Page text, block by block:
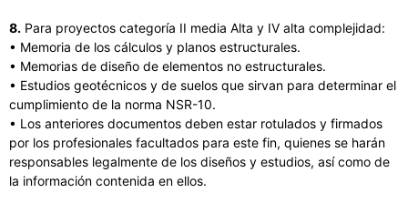
8. Para proyectos categoría II media Alta y IV alta complejidad:
• Memoria de los cálculos y planos estructurales.
• Memorias de diseño de elementos no estructurales.
• Estudios geotécnicos y de suelos que sirvan para determinar el
cumplimiento de la norma NSR-10.
• Los anteriores documentos deben estar rotulados y firmados
por los profesionales facultados para este fin, quienes se harán
responsables legalmente de los diseños y estudios, así como de
la información contenida en ellos.